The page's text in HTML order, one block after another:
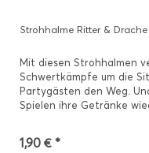
Strohhalme Ritter & Drache
Mit diesen Strohhalmen
Schwertkämpfe um die
Partygästen den Weg.
Spielen ihre Getränke
1,90 € *